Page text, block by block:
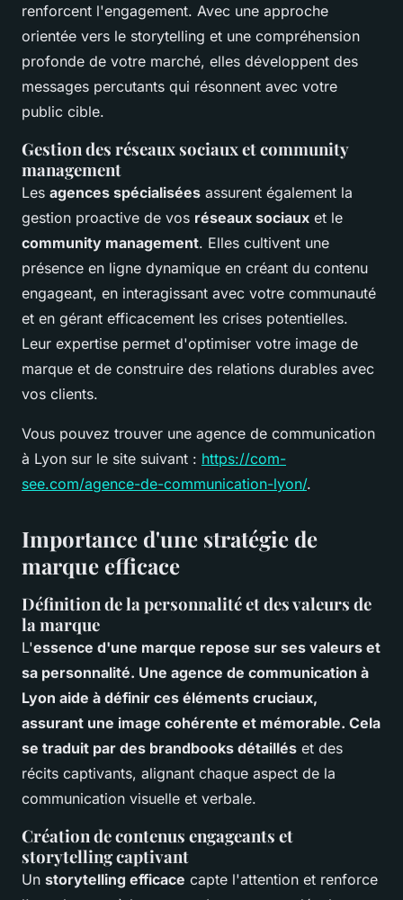
renforcent l'engagement. Avec une approche
orientée vers le storytelling et une compréhension
profonde de votre marché, elles développent des
messages percutants qui résonnent avec votre
public cible.
Gestion des réseaux sociaux et community
management
Les agences spécialisées assurent également la
gestion proactive de vos réseaux sociaux et le
community management. Elles cultivent une
présence en ligne dynamique en créant du contenu
engageant, en interagissant avec votre communauté
et en gérant efficacement les crises potentielles.
Leur expertise permet d'optimiser votre image de
marque et de construire des relations durables avec
vos clients.
Vous pouvez trouver une agence de communication
à Lyon sur le site suivant : https://com-
see.com/agence-de-communication-lyon/.
Importance d'une stratégie de
marque efficace
Définition de la personnalité et des valeurs de
la marque
L'essence d'une marque repose sur ses valeurs et
sa personnalité. Une agence de communication à
Lyon aide à définir ces éléments cruciaux,
assurant une image cohérente et mémorable. Cela
se traduit par des brandbooks détaillés et des
récits captivants, alignant chaque aspect de la
communication visuelle et verbale.
Création de contenus engageants et
storytelling captivant
Un storytelling efficace capte l'attention et renforce